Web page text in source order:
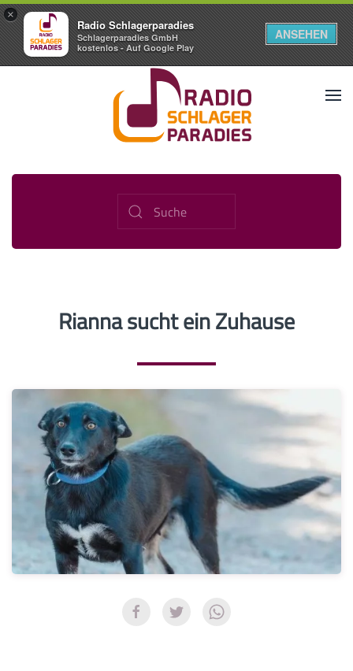
×
Radio Schlagerparadies
Schlagerparadies GmbH
kostenlos - Auf Google Play
ANSEHEN
Rianna sucht ein Zuhause